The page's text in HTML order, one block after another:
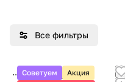
Все фильтры
Советуем
Акция
18 875 ₽/ шт